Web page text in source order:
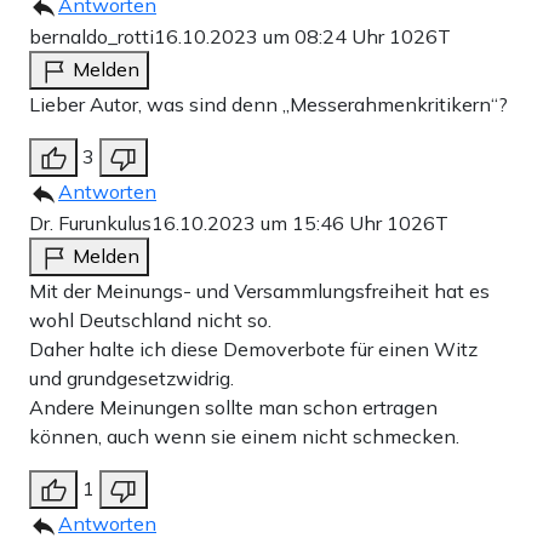
Antworten
bernaldo_rotti16.10.2023 um 08:24 Uhr 1026T
Melden
Lieber Autor, was sind denn „Messerahmenkritikern“?
3
Antworten
Dr. Furunkulus16.10.2023 um 15:46 Uhr 1026T
Melden
Mit der Meinungs- und Versammlungsfreiheit hat es
wohl Deutschland nicht so.
Daher halte ich diese Demoverbote für einen Witz
und grundgesetzwidrig.
Andere Meinungen sollte man schon ertragen
können, auch wenn sie einem nicht schmecken.
1
Antworten